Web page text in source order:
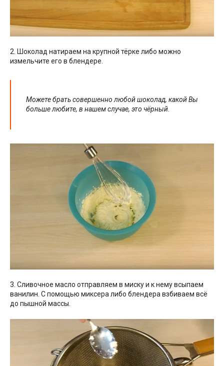
2. Шоколад натираем на крупной тёрке либо можно
измельчите его в блендере.
Можете брать совершенно любой шоколад, какой Вы
больше любите, в нашем случае, это чёрный.
3. Сливочное масло отправляем в миску и к нему всыпаем
ванилин. С помощью миксера либо блендера взбиваем всё
до пышной массы.